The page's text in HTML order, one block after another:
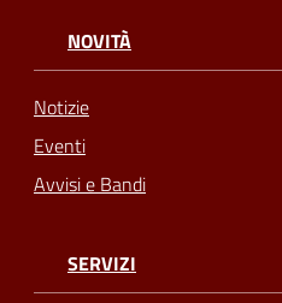
NOVITÀ
Notizie
Eventi
Avvisi e Bandi
SERVIZI